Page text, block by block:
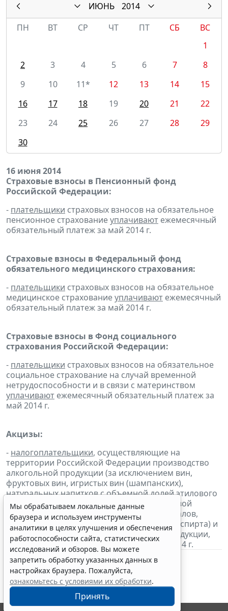
ИЮНЬ
2014
ПН
ВТ СР ЧТ ПТ СБ
ВС
1
2
3 4 5 6 7
8
9
10 11* 12 13 14
15
16
17 18 19 20 21
22
23
24 25 26 27 28
29
30
16 июня 2014
Страховые взносы в Пенсионный фонд
Российской Федерации:
- плательщики страховых взносов на обязательное
пенсионное страхованиеуплачивают ежемесячный
обязательный платеж за май 2014 г.
Страховые взносы в Федеральный фонд
обязательного медицинского страхования:
- плательщики страховых взносов на обязательное
медицинское страхованиеуплачивают ежемесячный
обязательный платеж за май 2014 г.
Страховые взносы в Фонд социального
страхования Российской Федерации:
- плательщики страховых взносов на обязательное
социальное страхование на случай временной
нетрудоспособности и в связи с материнством
уплачивают ежемесячный обязательный платеж за
май 2014 г.
Акцизы:
- налогоплательщики, осуществляющие на
территории Российской Федерации производство
алкогольной продукции (за исключением вин,
фруктовых вин, игристых вин (шампанских),
натуральных напитков с объемной долей этилового
спирта не более 6 процентов объема готовой
продукции, изготовленных из виноматериалов,
произведенных без добавления этилового спирта) и
(или) подакцизной спиртосодержащей продукции,
уплачиваютавансовый платеж за июнь 2014 г.
Мы обрабатываем локальные данные
браузера и используем инструменты
аналитики в целях улучшения и обеспечения
работоспособности сайта, статистических
исследований и обзоров. Вы можете
запретить обработку указанных данных в
настройках браузера. Пожалуйста,
ознакомьтесь с условиями их обработки.
Принять